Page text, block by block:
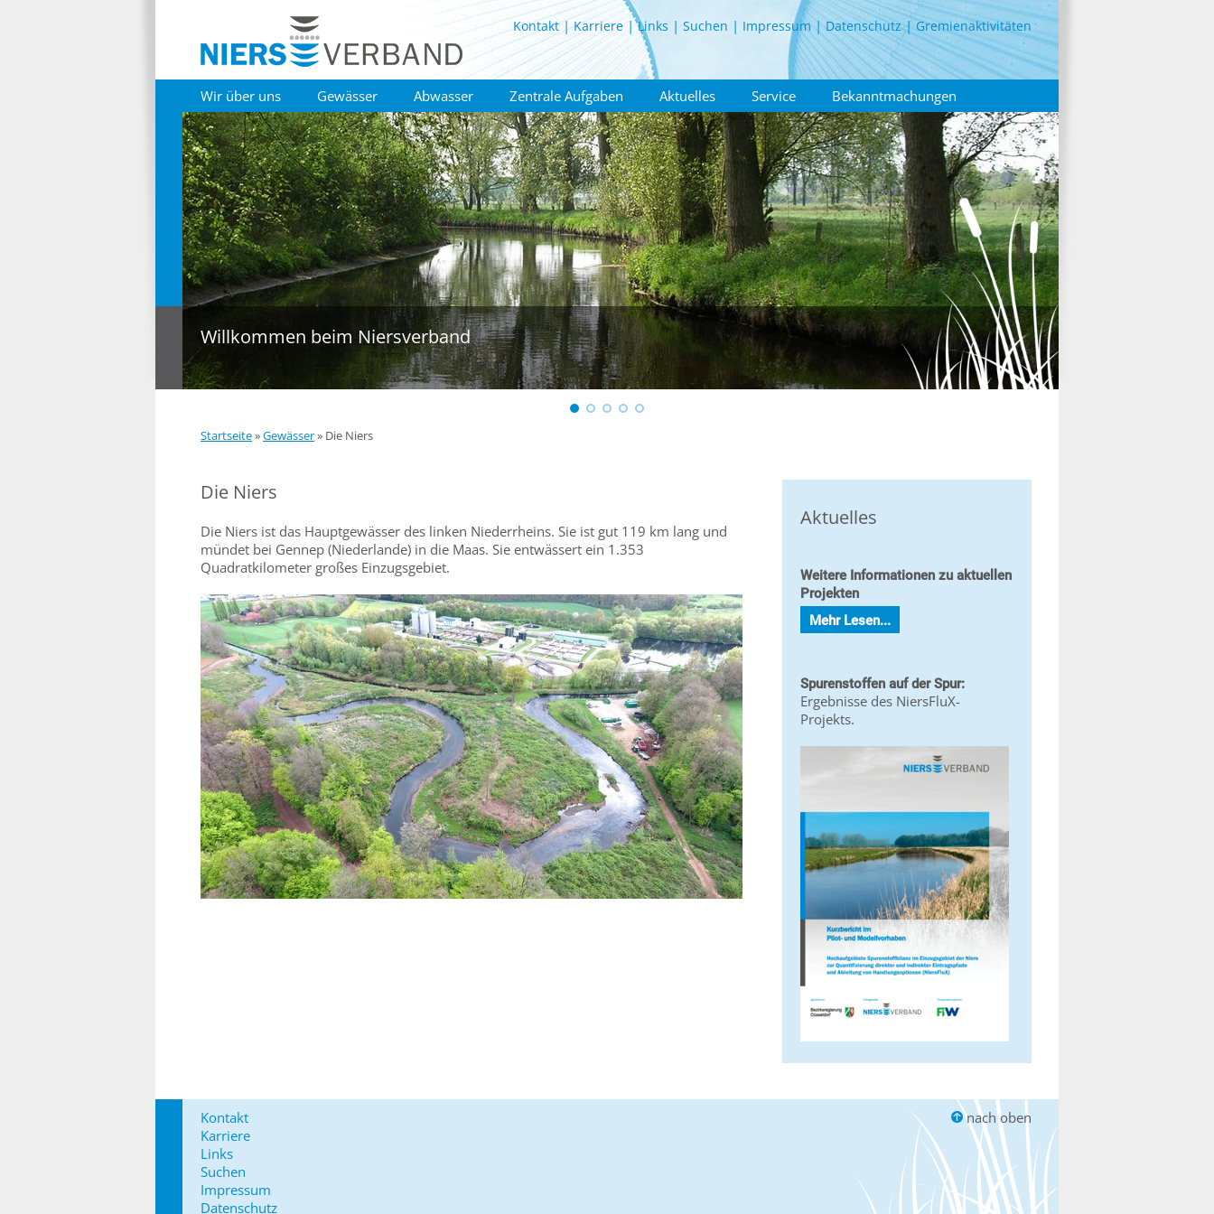
Kontakt Karriere Links Suchen Impressum Datenschutz Gremienaktivitäten
Wir über uns Gewässer Abwasser Zentrale Aufgaben Aktuelles Service Bekanntmachungen
Willkommen beim Niersverband
Startseite»Gewässer» Die Niers
Die Niers
Die Niers ist das Hauptgewässer des linken Niederrheins. Sie ist gut 119 km lang und
mündet bei Gennep (Niederlande) in die Maas. Sie entwässert ein 1.353
Quadratkilometer großes Einzugsgebiet.
Aktuelles
Weitere Informationen zu aktuellen
Projekten
Mehr Lesen...
Spurenstoffen auf der Spur:
Ergebnisse des NiersFluX-
Projekts.
Kontakt
Karriere
Links
Suchen
Impressum
Datenschutz
nach oben